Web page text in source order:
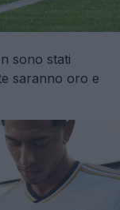
sono stati
saranno oro e